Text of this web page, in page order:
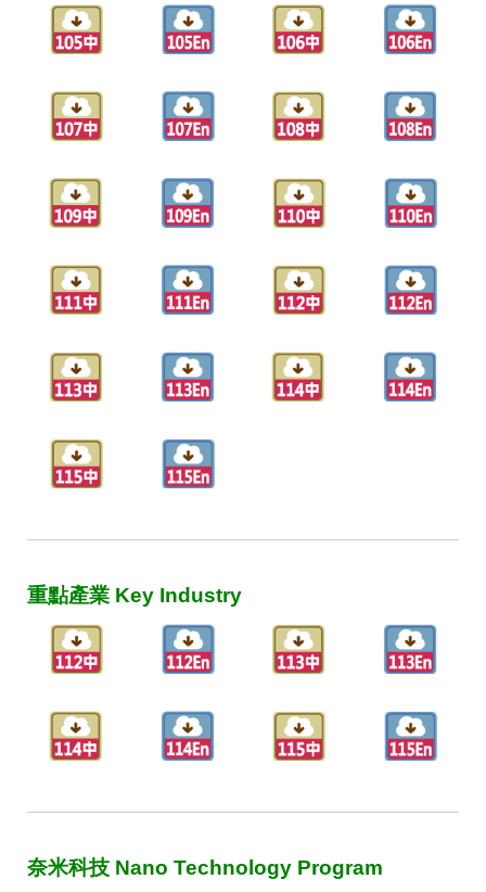
重點產業 Key Industry
奈米科技 Nano Technology Program